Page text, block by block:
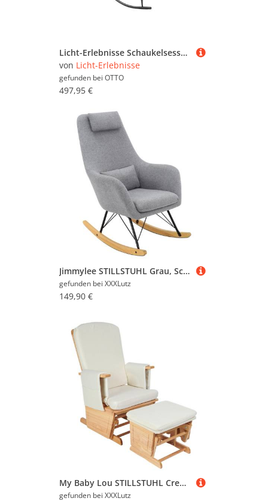
Licht-Erlebnisse Schaukelsessel ERIE, Schaukelstuhl Gelb Schwarz Samt Metall B: 77 cm zum Lesen Stillen
von Licht-Erlebnisse
gefunden bei OTTO
497,95 €
Jimmylee STILLSTUHL Grau, Schwarz, Eiche 68x107.5x87 cm
gefunden bei XXXLutz
149,90 €
My Baby Lou STILLSTUHL Creme, Natur 56x101x73 cm
gefunden bei XXXLutz